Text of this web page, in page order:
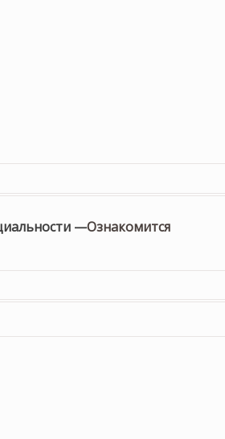
—Ознакомится